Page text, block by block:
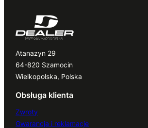
Atanazyn 29
64-820 Szamocin
Wielkopolska, Polska
Obsługa klienta
Zwroty
Gwarancja i reklamacje